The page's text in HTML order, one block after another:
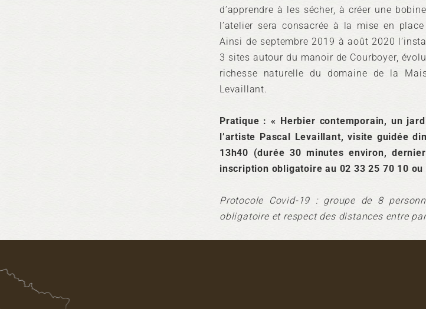
d’apprendre à les sécher, à créer une
l’atelier sera consacrée à la mise en
Ainsi de septembre 2019 à août 2020
3 sites autour du manoir de Courboyer,
richesse naturelle du domaine de la
Levaillant.
Pratique : « Herbier contemporain, un
l’artiste Pascal Levaillant, visite guidée
13h40 (durée 30 minutes environ,
inscription obligatoire au 02 33 25 70 10
Protocole Covid-19 : groupe de 8
obligatoire et respect des distances entre